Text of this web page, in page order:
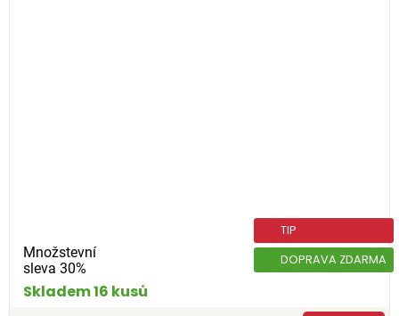
Množstevní
sleva 30%
TIP
DOPRAVA ZDARMA
Skladem 16 kusů